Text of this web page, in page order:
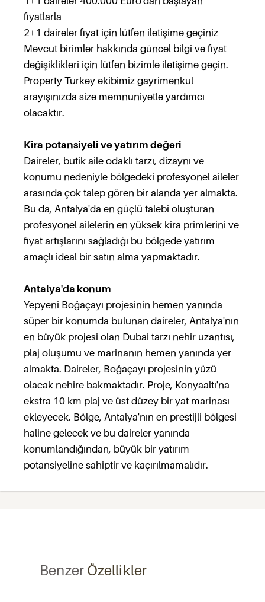
fiyatlarla
2+1 daireler fiyat için lütfen iletişime geçiniz
Mevcut birimler hakkında güncel bilgi ve fiyat
değişiklikleri için lütfen bizimle iletişime geçin.
Property Turkey ekibimiz gayrimenkul
arayışınızda size memnuniyetle yardımcı
olacaktır.
Kira potansiyeli ve yatırım değeri
Daireler, butik aile odaklı tarzı, dizaynı ve
konumu nedeniyle bölgedeki profesyonel aileler
arasında çok talep gören bir alanda yer almakta.
Bu da, Antalya'da en güçlü talebi oluşturan
profesyonel ailelerin en yüksek kira primlerini ve
fiyat artışlarını sağladığı bu bölgede yatırım
amaçlı ideal bir satın alma yapmaktadır.
Antalya'da konum
Yepyeni Boğaçayı projesinin hemen yanında
süper bir konumda bulunan daireler, Antalya'nın
en büyük projesi olan Dubai tarzı nehir uzantısı,
plaj oluşumu ve marinanın hemen yanında yer
almakta. Daireler, Boğaçayı projesinin yüzü
olacak nehire bakmaktadır. Proje, Konyaaltı'na
ekstra 10 km plaj ve üst düzey bir yat marinası
ekleyecek. Bölge, Antalya'nın en prestijli bölgesi
haline gelecek ve bu daireler yanında
konumlandığından, büyük bir yatırım
potansiyeline sahiptir ve kaçırılmamalıdır.
BenzerÖzellikler